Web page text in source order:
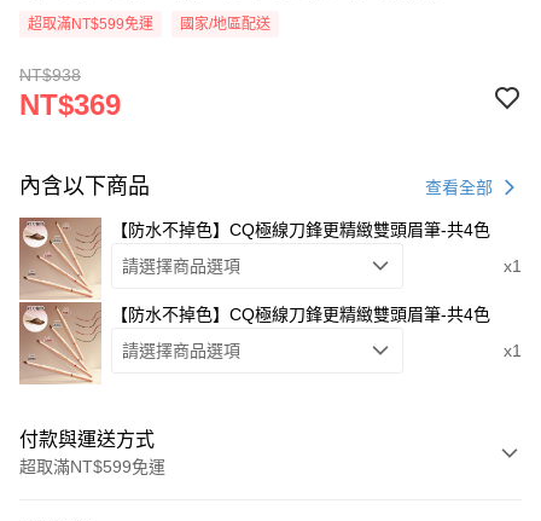
超取滿NT$599免運 國家/地區配送
NT$938
NT$369
內含以下商品 查看全部
【防水不掉色】CQ極線刀鋒更精緻雙頭眉筆-共4色
請選擇商品選項
x1
【防水不掉色】CQ極線刀鋒更精緻雙頭眉筆-共4色
請選擇商品選項
x1
付款與運送方式
超取滿NT$599免運